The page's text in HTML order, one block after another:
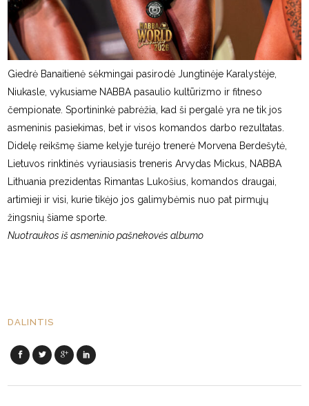
Giedrė Banaitienė sėkmingai pasirodė Jungtinėje Karalystėje,
Niukasle, vykusiame NABBA pasaulio kultūrizmo ir fitneso
čempionate. Sportininkė pabrėžia, kad ši pergalė yra ne tik jos
asmeninis pasiekimas, bet ir visos komandos darbo rezultatas.
Didelę reikšmę šiame kelyje turėjo trenerė Morvena Berdešytė,
Lietuvos rinktinės vyriausiasis treneris Arvydas Mickus, NABBA
Lithuania prezidentas Rimantas Lukošius, komandos draugai,
artimieji ir visi, kurie tikėjo jos galimybėmis nuo pat pirmųjų
žingsnių šiame sporte.
Nuotraukos iš asmeninio pašnekovės albumo
DALINTIS